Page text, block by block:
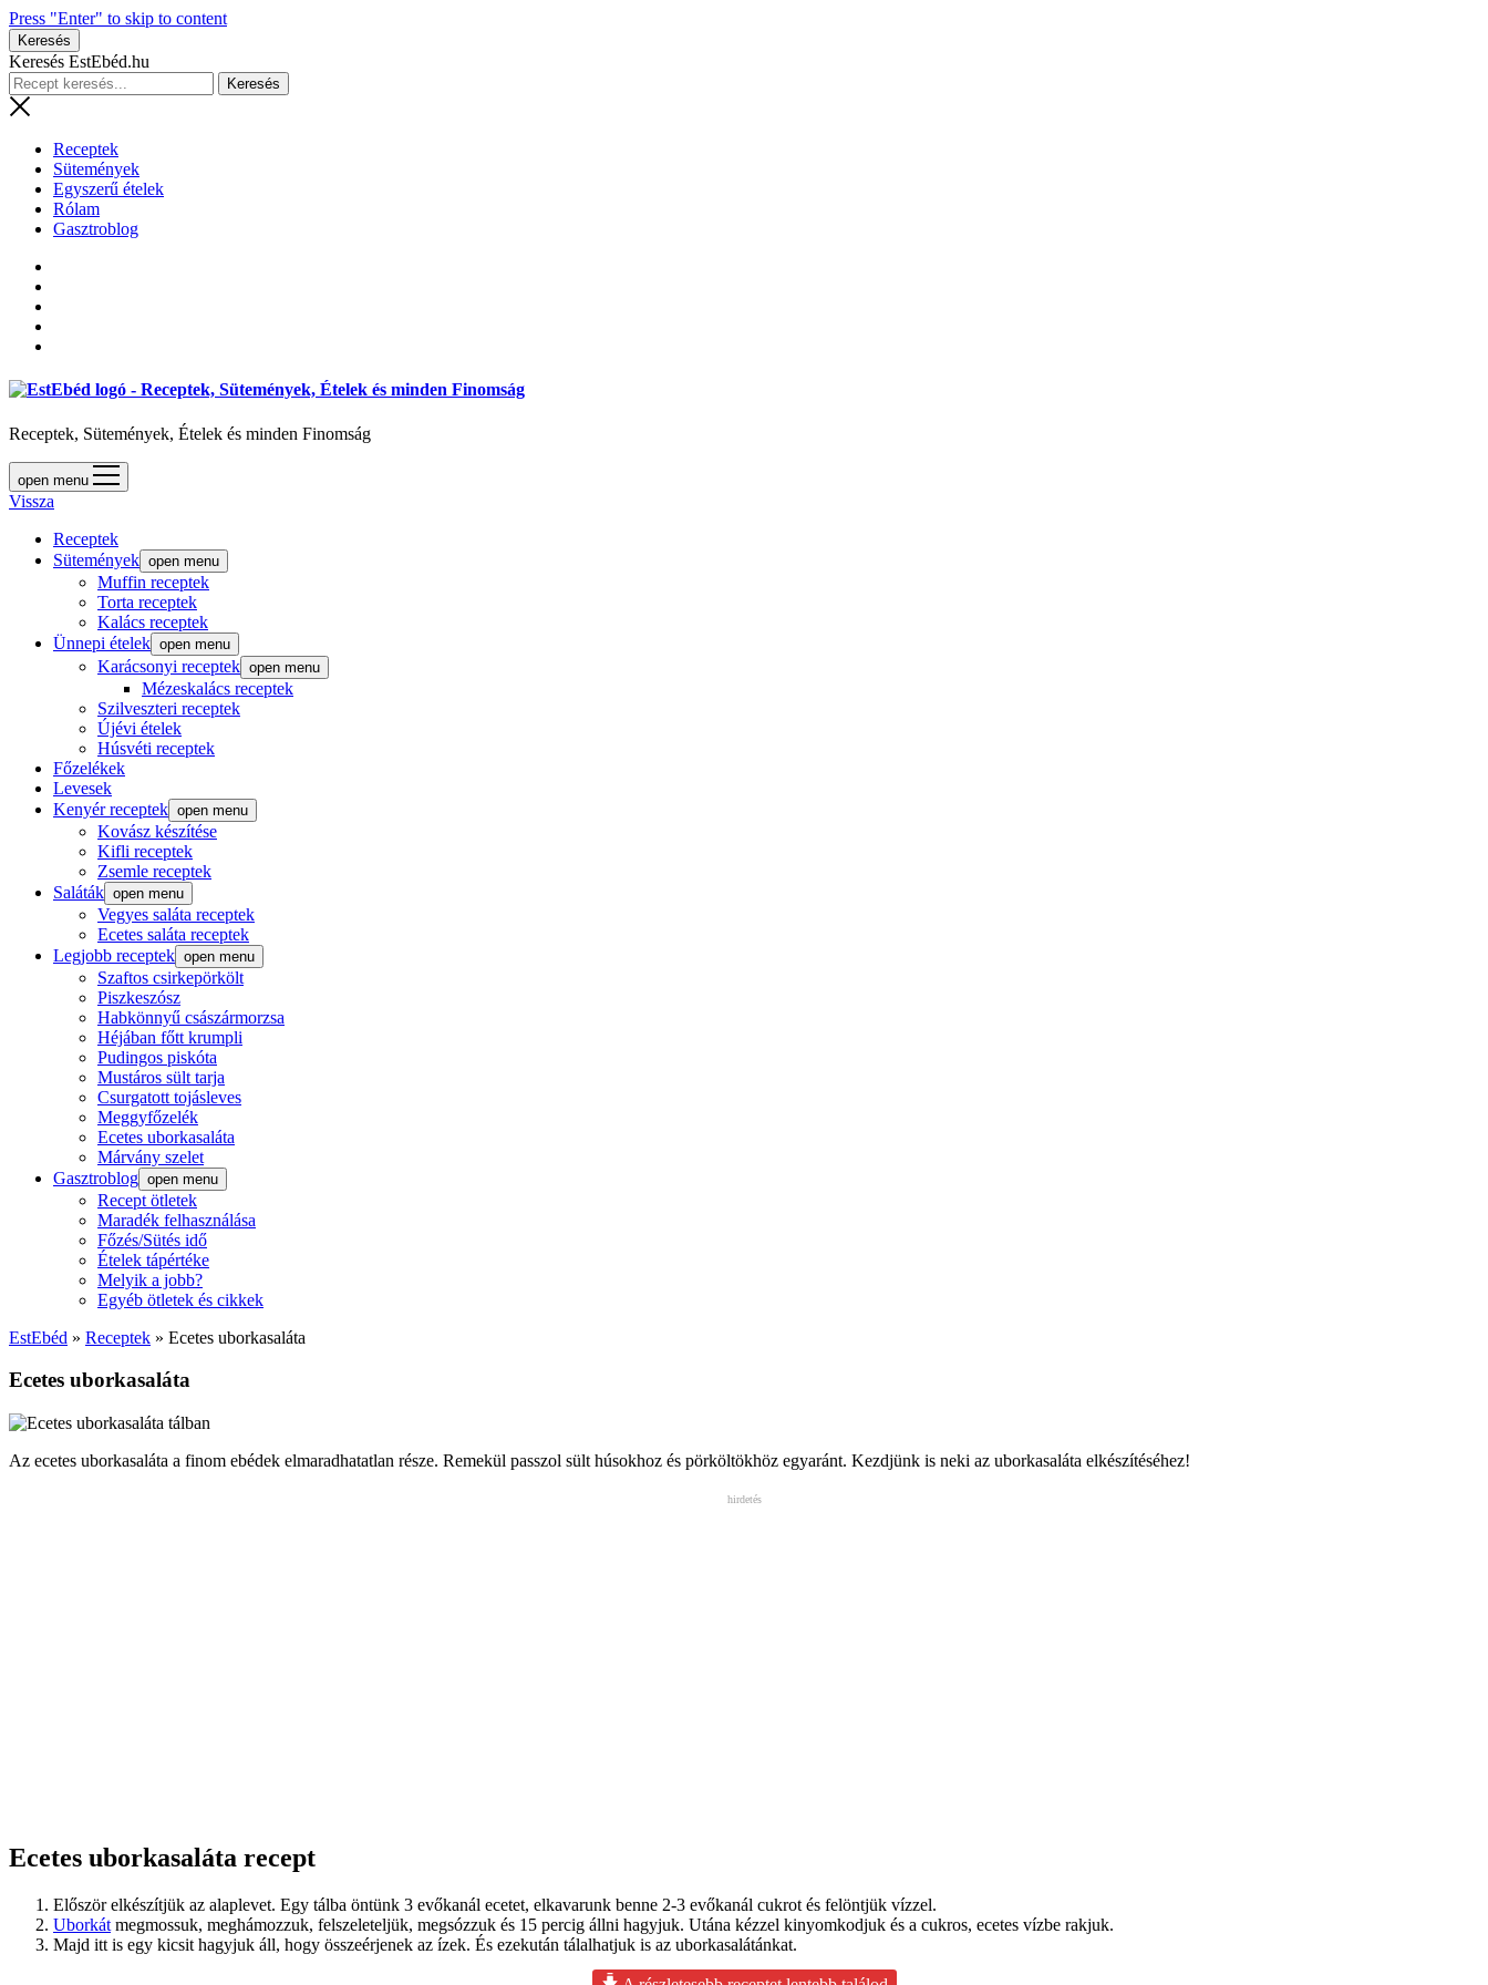
Press "Enter" to skip to content
Keresés
Keresés EstEbéd.hu
Receptek
Sütemények
Egyszerű ételek
Rólam
Gasztroblog
Receptek, Sütemények, Ételek és minden Finomság
open menu
Vissza
Receptek
Sütemények open menu
Muffin receptek
Torta receptek
Kalács receptek
Ünnepi ételek open menu
Karácsonyi receptek open menu
Mézeskalács receptek
Szilveszteri receptek
Újévi ételek
Húsvéti receptek
Főzelékek
Levesek
Kenyér receptek open menu
Kovász készítése
Kifli receptek
Zsemle receptek
Saláták open menu
Vegyes saláta receptek
Ecetes saláta receptek
Legjobb receptek open menu
Szaftos csirkepörkölt
Piszkeszósz
Habkönnyű császármorzsa
Héjában főtt krumpli
Pudingos piskóta
Mustáros sült tarja
Csurgatott tojásleves
Meggyfőzelék
Ecetes uborkasaláta
Márvány szelet
Gasztroblog open menu
Recept ötletek
Maradék felhasználása
Főzés/Sütés idő
Ételek tápértéke
Melyik a jobb?
Egyéb ötletek és cikkek
EstEbéd » Receptek » Ecetes uborkasaláta
Ecetes uborkasaláta
Az ecetes uborkasaláta a finom ebédek elmaradhatatlan része. Remekül passzol sült húsokhoz és pörköltökhöz egyaránt. Kezdjünk is neki az uborkasaláta elkészítéséhez!
hirdetés
Ecetes uborkasaláta recept
Először elkészítjük az alaplevet. Egy tálba öntünk 3 evőkanál ecetet, elkavarunk benne 2-3 evőkanál cukrot és felöntjük vízzel.
Uborkát megmossuk, meghámozzuk, felszeleteljük, megsózzuk és 15 percig állni hagyjuk. Utána kézzel kinyomkodjuk és a cukros, ecetes vízbe rakjuk.
Majd itt is egy kicsit hagyjuk áll, hogy összeérjenek az ízek. És ezekután tálalhatjuk is az uborkasalátánkat.